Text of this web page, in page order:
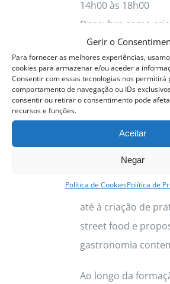
Gerir o
Para fornecer as melhores experiências,
cookies para armazenar e/ou aceder a
Consentir com essas tecnologias nos permitirá
comportamento de navegação ou IDs
consentir ou retirar o consentimento pode
recursos e funções.
Aceitar
Negar
Política de CookiesPolítica de
14h00 às 18h00
Descubra como
completos,
sabor, através de
aplicar tanto em
cozinha
Este curso
abordagem prática
desde a
e o domínio das
até à criação de
street food e
gastronomia
Ao longo da